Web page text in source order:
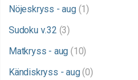
Nöjeskryss - aug (1)
Sudoku v.32 (3)
Matkryss - aug(10)
Kändiskryss - aug(0)